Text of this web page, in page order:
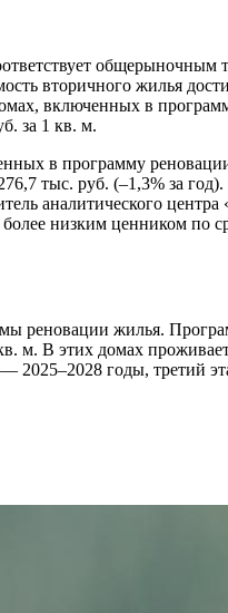
вторичного жилья
включенных в
за 1 кв. м.
в программу
тыс. руб. (–1,3% за
аналитического
низким ценником
реновации жилья.
м. В этих домах
2025–2028 годы,